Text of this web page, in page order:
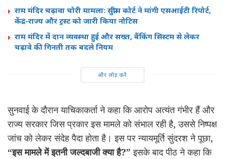
राम मंदिर चढ़ावा चोरी मामला: सुप्रीम कोर्ट ने मांगी एसआईटी रिपोर्ट,
केंद्र-राज्य और ट्रस्ट को जारी किया नोटिस
राम मंदिर में दान व्यवस्था हुई और सख्त, बैंकिंग सिस्टम से लेकर
चढ़ावे की गिनती तक बदले नियम
और लोड करें
सुनवाई के दौरान याचिकाकर्ता ने कहा कि आरोप अत्यंत गंभीर हैं और
राज्य सरकार जिस प्रकार इस मामले को संभाल रही है, उससे निष्पक्ष
जांच को लेकर संदेह पैदा होता है। इस पर न्यायमूर्ति सुंदरश ने पूछा,
“इस मामले में इतनी जल्दबाजी क्या है?” इसके बाद पीठ ने कहा कि